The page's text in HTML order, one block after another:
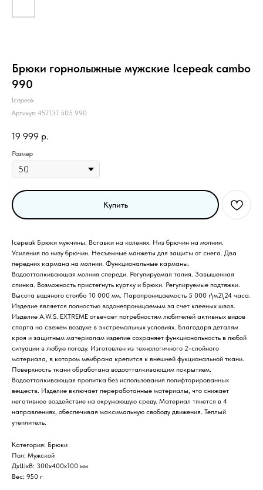
Брюки горнолыжные мужские Icepeak cambo
990
Icepeak
Артикул: 457131 505 990
19 999 р.
Размер
Купить
Icepeak Брюки мужчины. Вставки на коленях. Низ брючин на молнии.
Усиления по низу брючин. Несъемные манжеты для защиты от снега. Два
передних кармана на молнии. Функциональные карманы.
Водоотталкивающая молния спереди. Регулируемая талия. Завышенная
спинка. Возможность пристегнуть куртку и брюки. Регулируемые подтяжки.
Высота водяного столба 10 000 мм. Паропроницаемость 5 000 г\м2\24 часа.
Изделие является полностью водонепроницаемым за счет клееных швов.
Изделие A.W.S. EXTREME отвечает потребностям любителей активных видов
спорта на свежем воздухе в экстремальных условиях. Благодаря деталям
кроя и защитным материалам изделие сохраняет функциональность в любой
ситуации в любую погоду. Изготовлен из технологичного 2-слойного
материала, в котором мембрана крепится к внешней фукциональной ткани.
Поверхность ткани обработана водоотталкивающим покрытием.
Водоотталкивающая пропитка без использования полифторированных
веществ. Изделие включает переработанные материалы, что снижает
негативное воздействие на окружающую среду. Материал тянется в 4
направлениях, обеспечивая максимальную свободу движения. Теплый
утеплитель.
Категория: Брюки
Пол: Мужской
ДxШxВ: 300x400x100 мм
Вес: 950 г